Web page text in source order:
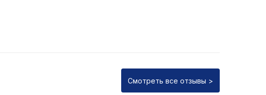
Смотреть все отзывы >